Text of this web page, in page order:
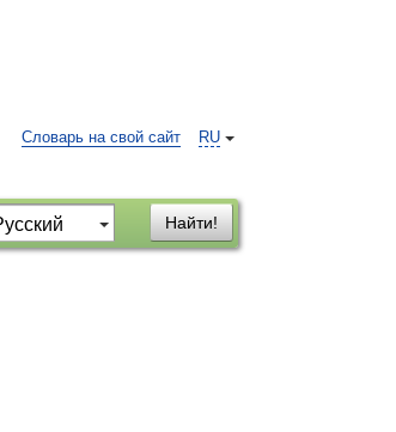
RU
Словарь на свой сайт
Найти!